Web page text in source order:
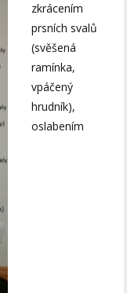
zkrácením
prsních svalů
(svěšená
ramínka,
vpáčený
hrudník),
oslabením